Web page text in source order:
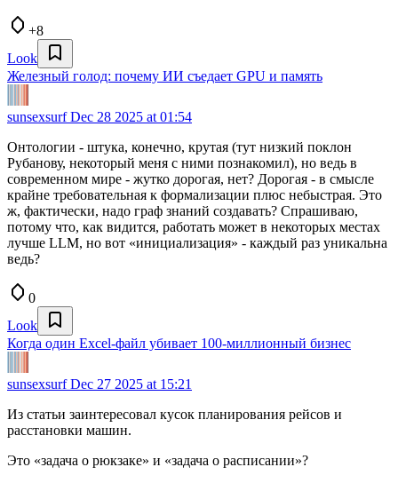
+8
Look
Железный голод: почему ИИ съедает GPU и память
sunsexsurfDec 28 2025 at 01:54
Онтологии - штука, конечно, крутая (тут низкий поклон
Рубанову, некоторый меня с ними познакомил), но ведь в
современном мире - жутко дорогая, нет? Дорогая - в смысле
крайне требовательная к формализации плюс небыстрая. Это
ж, фактически, надо граф знаний создавать? Спрашиваю,
потому что, как видится, работать может в некоторых местах
лучше LLM, но вот «инициализация» - каждый раз уникальна
ведь?
0
Look
Когда один Excel-файл убивает 100-миллионный бизнес
sunsexsurfDec 27 2025 at 15:21
Из статьи заинтересовал кусок планирования рейсов и
расстановки машин.
Это «задача о рюкзаке» и «задача о расписании»?